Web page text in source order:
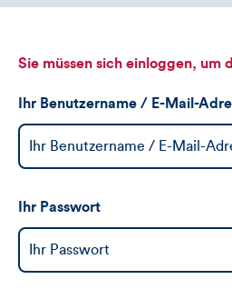
Sie müssen sich einloggen, um
Ihr Benutzername / E-Mail-
Ihr Passwort